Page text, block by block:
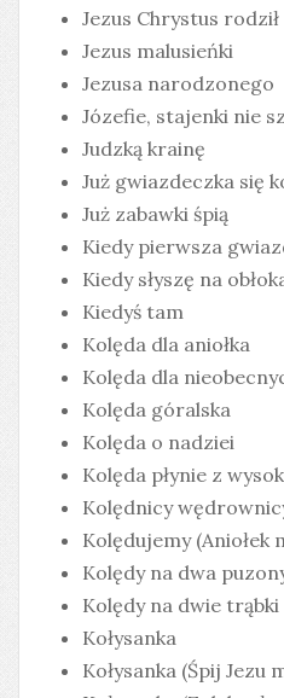
Jezus Chrystus rodził
Jezus malusieńki
Jezusa narodzonego
Józefie, stajenki nie
Judzką krainę
Już gwiazdeczka się
Już zabawki śpią
Kiedy pierwsza
Kiedy słyszę na
Kiedyś tam
Kolęda dla aniołka
Kolęda dla
Kolęda góralska
Kolęda o nadziei
Kolęda płynie z
Kolędnicy
Kolędujemy (Aniołek
Kolędy na dwa
Kolędy na dwie
Kołysanka
Kołysanka (Śpij Jezu